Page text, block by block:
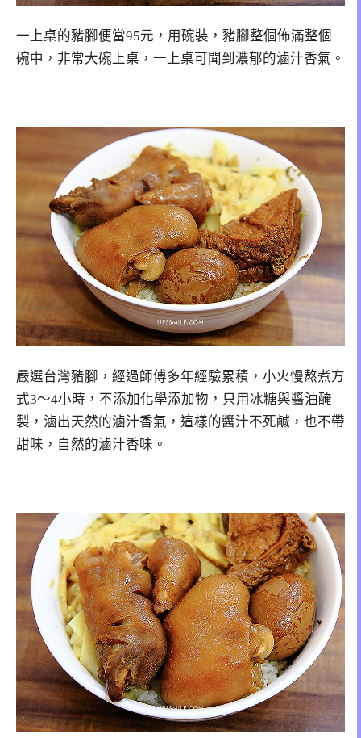
一上桌的豬腳便當95元，用碗裝，豬腳整個佈滿整個
碗中，非常大碗上桌，一上桌可聞到濃郁的滷汁香氣。
嚴選台灣豬腳，經過師傅多年經驗累積，小火慢熬煮方
式3～4小時，不添加化學添加物，只用冰糖與醬油醃
製，滷出天然的滷汁香氣，這樣的醬汁不死鹹，也不帶
甜味，自然的滷汁香味。